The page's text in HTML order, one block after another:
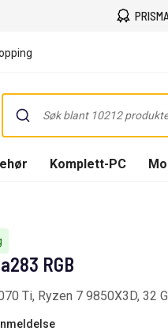
Komplett-PC
RGB
Ti, Ryzen 7 9850X3D, 32